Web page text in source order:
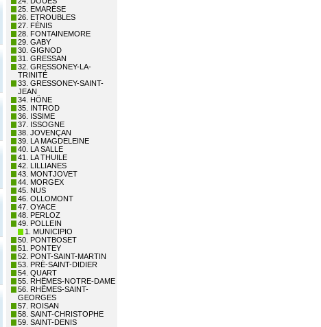
25. EMARÈSE
26. ETROUBLES
27. FÉNIS
28. FONTAINEMORE
29. GABY
30. GIGNOD
31. GRESSAN
32. GRESSONEY-LA-
TRINITÉ
33. GRESSONEY-SAINT-
JEAN
34. HÔNE
35. INTROD
36. ISSIME
37. ISSOGNE
38. JOVENÇAN
39. LA MAGDELEINE
40. LA SALLE
41. LA THUILE
42. LILLIANES
43. MONTJOVET
44. MORGEX
45. NUS
46. OLLOMONT
47. OYACE
48. PERLOZ
49. POLLEIN
1. MUNICIPIO
50. PONTBOSET
51. PONTEY
52. PONT-SAINT-MARTIN
53. PRÉ-SAINT-DIDIER
54. QUART
55. RHÊMES-NOTRE-DAME
56. RHÊMES-SAINT-
GEORGES
57. ROISAN
58. SAINT-CHRISTOPHE
59. SAINT-DENIS